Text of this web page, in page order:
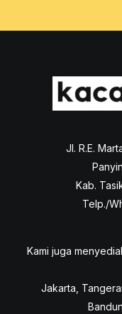
Jl. R.E.
Kab.
Telp./
Kami juga
Jakarta,